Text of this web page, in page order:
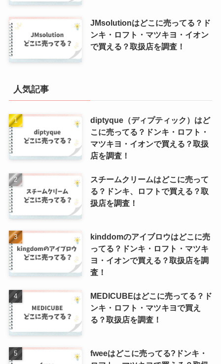
JMsolutionはどこに売ってる？ド
ンキ・ロフト・マツキヨ・イオン
で買える？取扱店を調査！
人気記事
diptyque（ディプティック）はど
こに売ってる？ドンキ・ロフト・
マツキヨ・イオンで買える？取扱
店を調査！
スチームクリームはどこに売って
る？ドンキ、ロフトで買える？取
扱店を調査！
kinddomのアイブロウはどこに売
ってる？ドンキ・ロフト・マツキ
ヨ・イオンで買える？取扱店を調
査！
MEDICUBEはどこに売ってる？ド
ンキ・ロフト・マツキヨで買え
る？取扱店を調査！
fweeはどこに売ってる?ドンキ・